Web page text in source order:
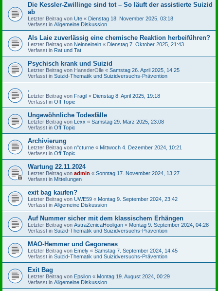
Die Kessler-Zwillinge sind tot – So läuft der assistierte Suizid
ab
Letzter Beitrag von Ute « Dienstag 18. November 2025, 03:18
Verfasst in Allgemeine Diskussion
Als Laie zuverlässig eine chemische Reaktion herbeiführen?
Letzter Beitrag von Neinneinein « Dienstag 7. Oktober 2025, 21:43
Verfasst in Rat und Tat
Psychisch krank und Suizid
Letzter Beitrag von HansderOlle « Samstag 26. April 2025, 14:25
Verfasst in Suizid-Thematik und Suizidversuchs-Prävention
.
Letzter Beitrag von Fragil « Dienstag 8. April 2025, 19:18
Verfasst in Off Topic
Ungewöhnliche Todesfälle
Letzter Beitrag von Lexx « Samstag 29. März 2025, 23:08
Verfasst in Off Topic
Archivierung
Letzter Beitrag von n°cturne « Mittwoch 4. Dezember 2024, 10:21
Verfasst in Off Topic
Wartung 22.11.2024
Letzter Beitrag von admin « Sonntag 17. November 2024, 13:27
Verfasst in Mitteilungen
exit bag kaufen?
Letzter Beitrag von UWE59 « Montag 9. September 2024, 23:42
Verfasst in Allgemeine Diskussion
Auf Nummer sicher mit dem klassischem Erhängen
Letzter Beitrag von AstraZenicaHooligan « Montag 9. September 2024, 04:28
Verfasst in Suizid-Thematik und Suizidversuchs-Prävention
MAO-Hemmer und Gegorenes
Letzter Beitrag von Emely « Samstag 7. September 2024, 14:45
Verfasst in Suizid-Thematik und Suizidversuchs-Prävention
Exit Bag
Letzter Beitrag von Epsilon « Montag 19. August 2024, 00:29
Verfasst in Allgemeine Diskussion